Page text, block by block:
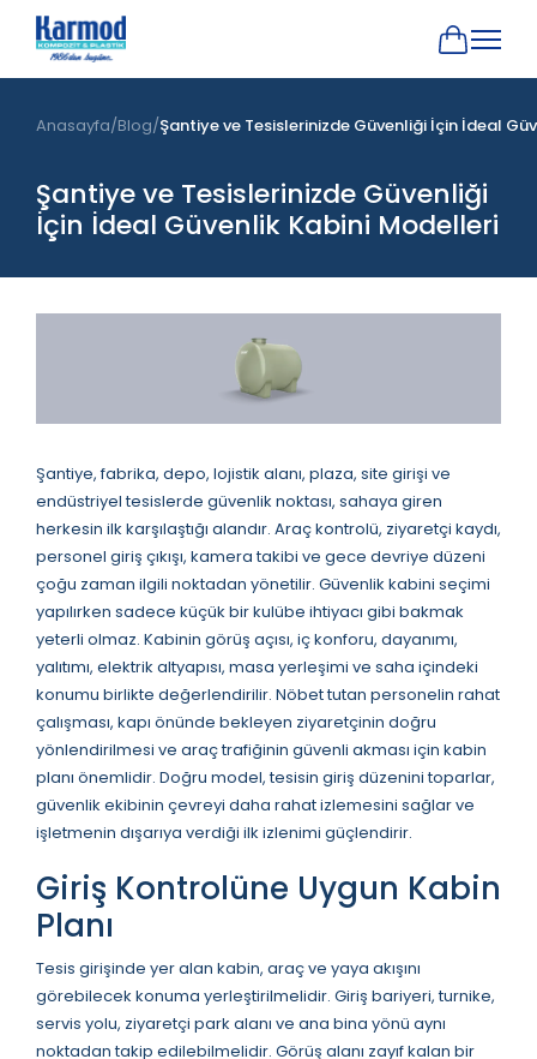
Anasayfa Blog Şantiye ve Tesislerinizde Güvenliği İçin İdeal
Şantiye ve Tesislerinizde Güvenliği
İçin İdeal Güvenlik Kabini Modelleri
Şantiye, fabrika, depo, lojistik alanı, plaza, site girişi ve
endüstriyel tesislerde güvenlik noktası, sahaya giren
herkesin ilk karşılaştığı alandır. Araç kontrolü, ziyaretçi kaydı,
personel giriş çıkışı, kamera takibi ve gece devriye düzeni
çoğu zaman ilgili noktadan yönetilir. Güvenlik kabini seçimi
yapılırken sadece küçük bir kulübe ihtiyacı gibi bakmak
yeterli olmaz. Kabinin görüş açısı, iç konforu, dayanımı,
yalıtımı, elektrik altyapısı, masa yerleşimi ve saha içindeki
konumu birlikte değerlendirilir. Nöbet tutan personelin rahat
çalışması, kapı önünde bekleyen ziyaretçinin doğru
yönlendirilmesi ve araç trafiğinin güvenli akması için kabin
planı önemlidir. Doğru model, tesisin giriş düzenini toparlar,
güvenlik ekibinin çevreyi daha rahat izlemesini sağlar ve
işletmenin dışarıya verdiği ilk izlenimi güçlendirir.
Giriş Kontrolüne Uygun Kabin
Planı
Tesis girişinde yer alan kabin, araç ve yaya akışını
görebilecek konuma yerleştirilmelidir. Giriş bariyeri, turnike,
servis yolu, ziyaretçi park alanı ve ana bina yönü aynı
noktadan takip edilebilmelidir. Görüş alanı zayıf kalan bir